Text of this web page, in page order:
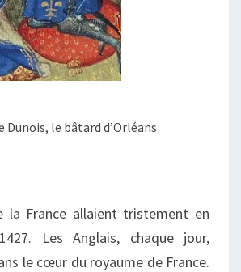
Dunois, le bâtard d’Orléans
la France allaient tristement en
Les Anglais, chaque jour,
le cœur du royaume de France.